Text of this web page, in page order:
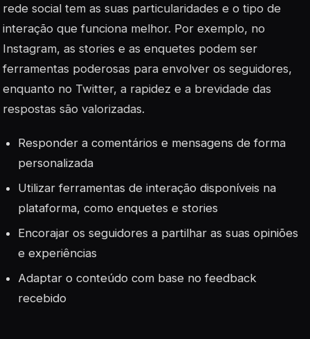
rede social tem as suas particularidades e o tipo de
interação que funciona melhor. Por exemplo, no
Instagram, as stories e as enquetes podem ser
ferramentas poderosas para envolver os seguidores,
enquanto no Twitter, a rapidez e a brevidade das
respostas são valorizadas.
Responder a comentários e mensagens de forma
personalizada
Utilizar ferramentas de interação disponíveis na
plataforma, como enquetes estories
Encorajar os seguidores a partilhar as suas opiniões
e experiências
Adaptar o conteúdo com base no feedback
recebido